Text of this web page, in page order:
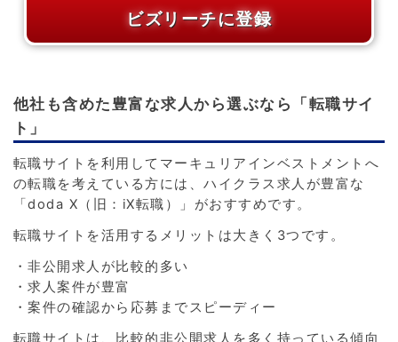
ビズリーチに登録
他社も含めた豊富な求人から選ぶなら「転職サイ
ト」
転職サイトを利用してマーキュリアインベストメントへ
の転職を考えている方には、ハイクラス求人が豊富な
「doda X（旧：iX転職）」がおすすめです。
転職サイトを活用するメリットは大きく3つです。
・非公開求人が比較的多い
・求人案件が豊富
・案件の確認から応募までスピーディー
転職サイトは、比較的非公開求人を多く持っている傾向